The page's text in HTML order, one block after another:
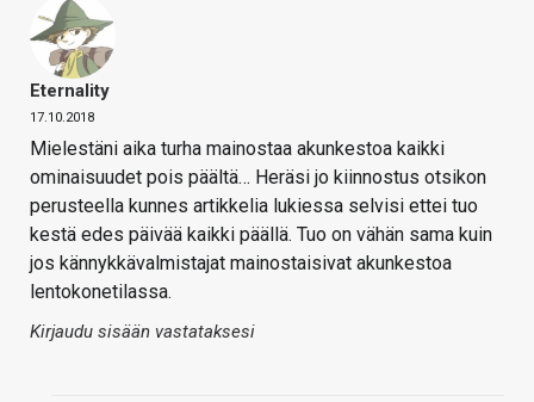
Eternality
17.10.2018
Mielestäni aika turha mainostaa akunkestoa kaikki
ominaisuudet pois päältä… Heräsi jo kiinnostus otsikon
perusteella kunnes artikkelia lukiessa selvisi ettei tuo
kestä edes päivää kaikki päällä. Tuo on vähän sama kuin
jos kännykkävalmistajat mainostaisivat akunkestoa
lentokonetilassa.
Kirjaudu sisään vastataksesi